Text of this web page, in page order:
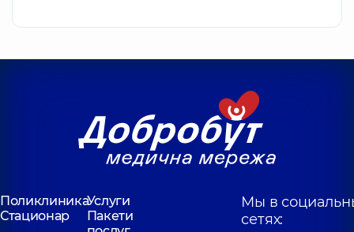
ПоликлиникаУслуги
Стационар
Пакети
Мы в
сетях: